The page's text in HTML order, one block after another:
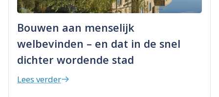
Bouwen aan menselijk
welbevinden – en dat in de snel
dichter wordende stad
Lees verder